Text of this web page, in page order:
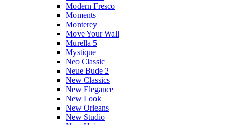
Modern Fresco
Moments
Monterey
Move Your Wall
Murella 5
Mystique
Neo Classic
Neue Bude 2
New Classics
New Elegance
New Look
New Orleans
New Studio